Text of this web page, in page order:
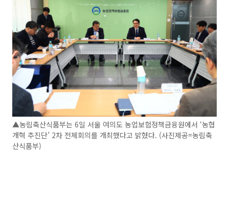
▲농림축산식품부는 6일 서울 여의도 농업보험정책금융원에서 ‘농협
개혁 추진단’ 2차 전체회의를 개최했다고 밝혔다. (사진제공=농림축
산식품부)